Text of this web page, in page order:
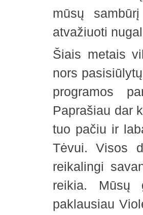
mūsų
atvažiuoti
Šiais metais
nors
programos
Paprašiau dar
tuo pačiu ir
Tėvui. Visos
reikalingi
reikia. Mūsų
paklausiau